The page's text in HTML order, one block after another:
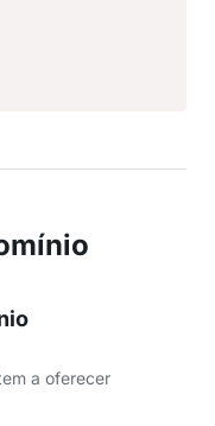
a oferecer